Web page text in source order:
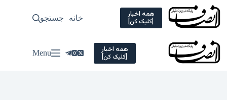
Skip
content
همه اخبار
[کلیک کن] خانه سیاسی
جستجو
همه اخبار
[کلیک کن] Menu